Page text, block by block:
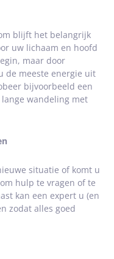
blijft het belangrijk
uw lichaam en hoofd
maar door
de meeste energie uit
bijvoorbeeld een
wandeling met
situatie of komt u
hulp te vragen of te
kan een expert u (en
zodat alles goed